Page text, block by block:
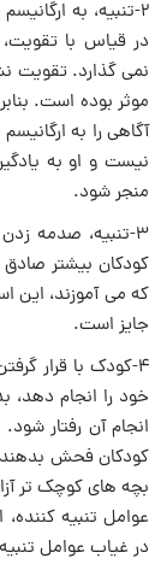
۲-تنبیه، به
در قیاس با تقویت،
نمی گذارد. تقویت
موثر بوده است.
آگاهی را به
نیست و او به
منجر شود.
۳-تنبیه، صدمه
کودکان‏ بیشتر
که مى آموزند،
جایز است.
۴-کودک با قرار
خود را انجام دهد،
انجام آن ‏رفتار
کودکان فحش بدهند،
بچه ‏های کوچک‏ تر
عوامل تنبیه کننده،
در غیاب عوامل تنبیه